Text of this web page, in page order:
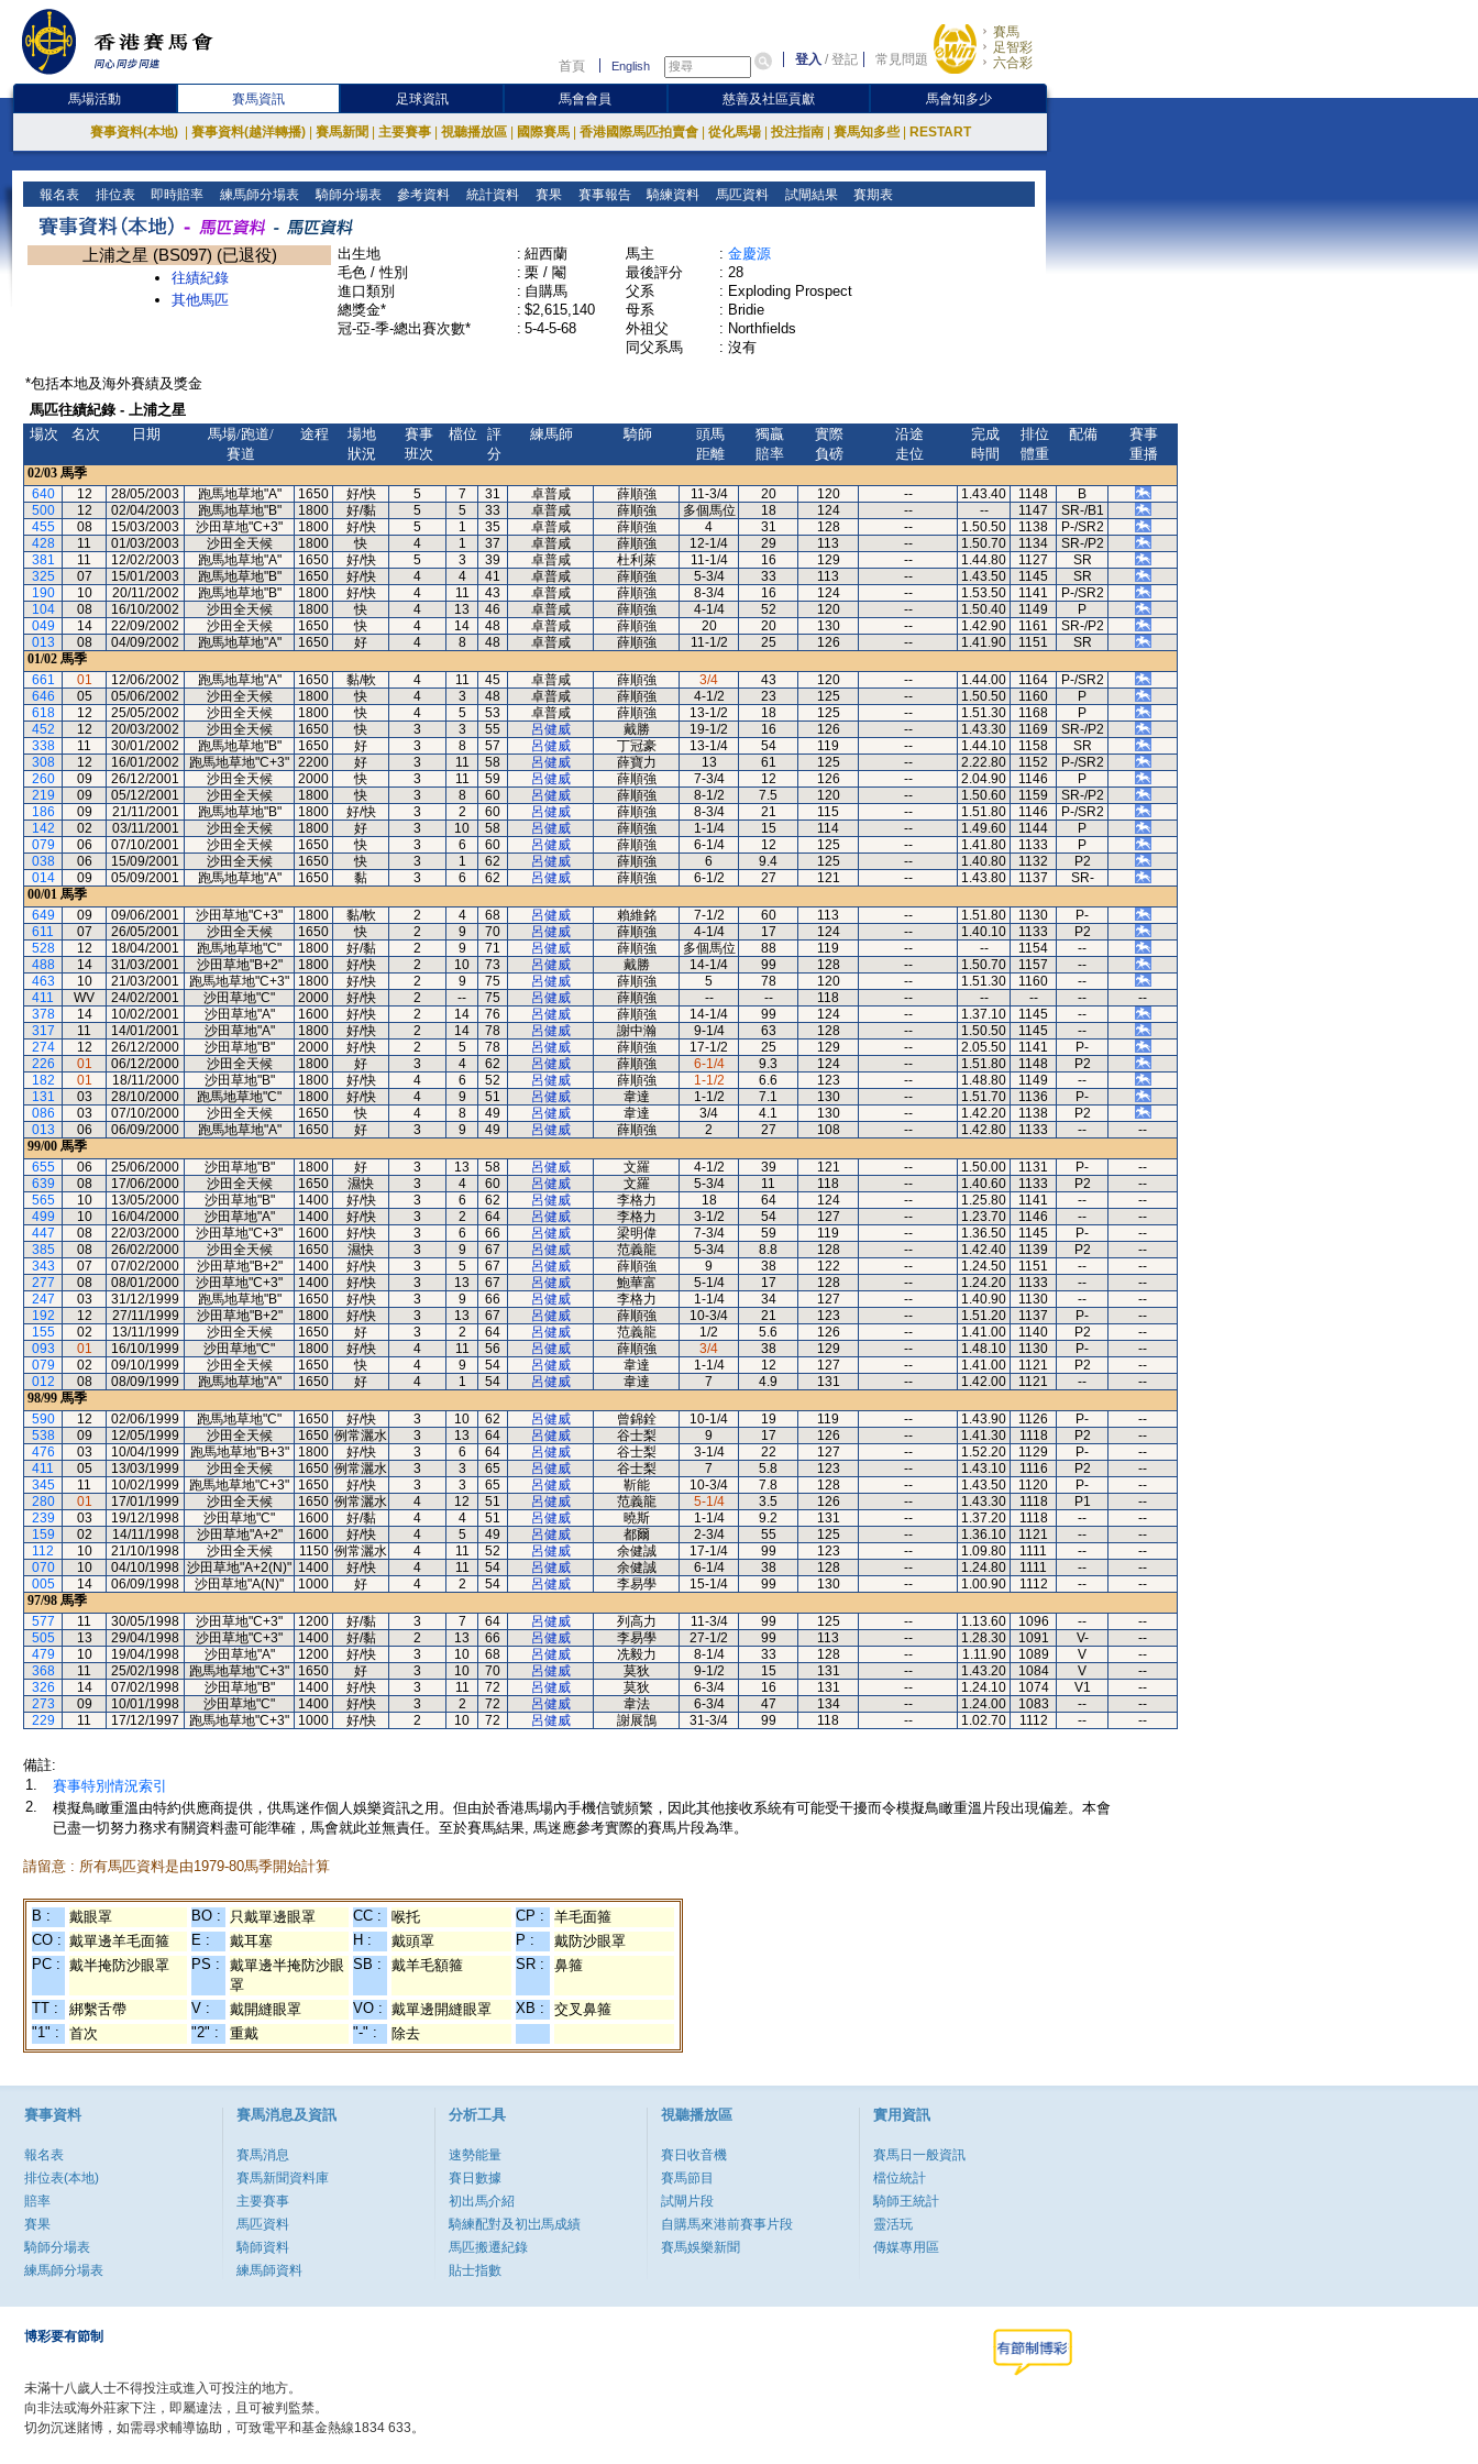
首頁 English 登入 /登記 常見問題
賽馬
足智彩
六合彩
馬場活動 賽馬資訊 足球資訊 馬會會員 慈善及社區貢獻 馬會知多少
賽事資料(本地) 賽事資料(越洋轉播) 賽馬新聞 主要賽事 視聽播放區 國際賽馬 香港國際馬匹拍賣會 從化馬場 投注指南 賽馬知多些 RESTART
報名表 排位表 即時賠率 練馬師分場表 騎師分場表 參考資料 統計資料 賽果 賽事報告 騎練資料 馬匹資料 試閘結果 賽期表
上浦之星 (BS097) (已退役)
往績紀錄
其他馬匹
出生地 : 紐西蘭
毛色 / 性別
: 栗 / 閹
進口類別
: 自購馬
總獎金*
: $2,615,140
冠-亞-季-總出賽次數*
: 5-4-5-68
馬主 : 金慶源
最後評分
: 28
父系
: Exploding Prospect
母系
: Bridie
外祖父
: Northfields
同父系馬
: 沒有
*包括本地及海外賽績及獎金
馬匹往績紀錄 - 上浦之星
場次
名次 日期
馬場/跑道/
賽道
途程
場地
狀況
賽事
班次
檔位
評
分
練馬師 騎師
頭馬
距離
獨贏
賠率
實際
負磅
沿途
走位
完成
時間
排位
體重
配備
賽事
重播
02/03 馬季
640
12 28/05/2003 跑馬地草地"A" 1650 好/快 5 7 31 卓普咸 薛順強 11-3/4 20 120 -- 1.43.40 1148
B
500
12 02/04/2003 跑馬地草地"B" 1800 好/黏 5 5 33 卓普咸 薛順強 多個馬位 18 124 -- -- 1147
SR-/B1
455
08 15/03/2003 沙田草地"C+3" 1800 好/快 5 1 35 卓普咸 薛順強 4 31 128 -- 1.50.50 1138
P-/SR2
428
11 01/03/2003 沙田全天候 1800 快 4 1 37 卓普咸 薛順強 12-1/4 29 113 -- 1.50.70 1134
SR-/P2
381
11 12/02/2003 跑馬地草地"A" 1650 好/快 5 3 39 卓普咸 杜利萊 11-1/4 16 129 -- 1.44.80 1127
SR
325
07 15/01/2003 跑馬地草地"B" 1650 好/快 4 4 41 卓普咸 薛順強 5-3/4 33 113 -- 1.43.50 1145
SR
190
10 20/11/2002 跑馬地草地"B" 1800 好/快 4 11 43 卓普咸 薛順強 8-3/4 16 124 -- 1.53.50 1141
P-/SR2
104
08 16/10/2002 沙田全天候 1800 快 4 13 46 卓普咸 薛順強 4-1/4 52 120 -- 1.50.40 1149
P
049
14 22/09/2002 沙田全天候 1650 快 4 14 48 卓普咸 薛順強 20 20 130 -- 1.42.90 1161
SR-/P2
013
08 04/09/2002 跑馬地草地"A" 1650 好 4 8 48 卓普咸 薛順強 11-1/2 25 126 -- 1.41.90 1151
SR
01/02 馬季
661
01 12/06/2002 跑馬地草地"A" 1650 黏/軟 4 11 45 卓普咸 薛順強 3/4 43 120 -- 1.44.00 1164
P-/SR2
646
05 05/06/2002 沙田全天候 1800 快 4 3 48 卓普咸 薛順強 4-1/2 23 125 -- 1.50.50 1160
P
618
12 25/05/2002 沙田全天候 1800 快 4 5 53 卓普咸 薛順強 13-1/2 18 125 -- 1.51.30 1168
P
452
12 20/03/2002 沙田全天候 1650 快 3 3 55 呂健威 戴勝 19-1/2 16 126 -- 1.43.30 1169
SR-/P2
338
11 30/01/2002 跑馬地草地"B" 1650 好 3 8 57 呂健威 丁冠豪 13-1/4 54 119 -- 1.44.10 1158
SR
308
12 16/01/2002 跑馬地草地"C+3" 2200 好 3 11 58 呂健威 薛寶力 13 61 125 -- 2.22.80 1152
P-/SR2
260
09 26/12/2001 沙田全天候 2000 快 3 11 59 呂健威 薛順強 7-3/4 12 126 -- 2.04.90 1146
P
219
09 05/12/2001 沙田全天候 1800 快 3 8 60 呂健威 薛順強 8-1/2 7.5 120 -- 1.50.60 1159
SR-/P2
186
09 21/11/2001 跑馬地草地"B" 1800 好/快 3 2 60 呂健威 薛順強 8-3/4 21 115 -- 1.51.80 1146
P-/SR2
142
02 03/11/2001 沙田全天候 1800 好 3 10 58 呂健威 薛順強 1-1/4 15 114 -- 1.49.60 1144
P
079
06 07/10/2001 沙田全天候 1650 快 3 6 60 呂健威 薛順強 6-1/4 12 125 -- 1.41.80 1133
P
038
06 15/09/2001 沙田全天候 1650 快 3 1 62 呂健威 薛順強 6 9.4 125 -- 1.40.80 1132
P2
014
09 05/09/2001 跑馬地草地"A" 1650 黏 3 6 62 呂健威 薛順強 6-1/2 27 121 -- 1.43.80 1137
SR-
00/01 馬季
649
09 09/06/2001 沙田草地"C+3" 1800 黏/軟 2 4 68 呂健威 賴維銘 7-1/2 60 113 -- 1.51.80 1130
P-
611
07 26/05/2001 沙田全天候 1650 快 2 9 70 呂健威 薛順強 4-1/4 17 124 -- 1.40.10 1133
P2
528
12 18/04/2001 跑馬地草地"C" 1800 好/黏 2 9 71 呂健威 薛順強 多個馬位 88 119 -- -- 1154
--
488
14 31/03/2001 沙田草地"B+2" 1800 好/快 2 10 73 呂健威 戴勝 14-1/4 99 128 -- 1.50.70 1157
--
463
10 21/03/2001 跑馬地草地"C+3" 1800 好/快 2 9 75 呂健威 薛順強 5 78 120 -- 1.51.30 1160
--
411
WV 24/02/2001 沙田草地"C" 2000 好/快 2 -- 75 呂健威 薛順強 -- -- 118 -- -- -- --
--
378
14 10/02/2001 沙田草地"A" 1600 好/快 2 14 76 呂健威 薛順強 14-1/4 99 124 -- 1.37.10 1145
--
317
11 14/01/2001 沙田草地"A" 1800 好/快 2 14 78 呂健威 謝中瀚 9-1/4 63 128 -- 1.50.50 1145
--
274
12 26/12/2000 沙田草地"B" 2000 好/快 2 5 78 呂健威 薛順強 17-1/2 25 129 -- 2.05.50 1141
P-
226
01 06/12/2000 沙田全天候 1800 好 3 4 62 呂健威 薛順強 6-1/4 9.3 124 -- 1.51.80 1148
P2
182
01 18/11/2000 沙田草地"B" 1800 好/快 4 6 52 呂健威 薛順強 1-1/2 6.6 123 -- 1.48.80 1149
--
131
03 28/10/2000 跑馬地草地"C" 1800 好/快 4 9 51 呂健威 韋達 1-1/2 7.1 130 -- 1.51.70 1136
P-
086
03 07/10/2000 沙田全天候 1650 快 4 8 49 呂健威 韋達 3/4 4.1 130 -- 1.42.20 1138
P2
013
06 06/09/2000 跑馬地草地"A" 1650 好 3 9 49 呂健威 薛順強 2 27 108 -- 1.42.80 1133 --
--
99/00 馬季
655
06 25/06/2000 沙田草地"B" 1800 好 3 13 58 呂健威 文羅 4-1/2 39 121 -- 1.50.00 1131 P-
--
639
08 17/06/2000 沙田全天候 1650 濕快 3 4 60 呂健威 文羅 5-3/4 11 118 -- 1.40.60 1133 P2
--
565
10 13/05/2000 沙田草地"B" 1400 好/快 3 6 62 呂健威 李格力 18 64 124 -- 1.25.80 1141 --
--
499
10 16/04/2000 沙田草地"A" 1400 好/快 3 2 64 呂健威 李格力 3-1/2 54 127 -- 1.23.70 1146 --
--
447
08 22/03/2000 沙田草地"C+3" 1600 好/快 3 6 66 呂健威 梁明偉 7-3/4 59 119 -- 1.36.50 1145 P-
--
385
08 26/02/2000 沙田全天候 1650 濕快 3 9 67 呂健威 范義龍 5-3/4 8.8 128 -- 1.42.40 1139 P2
--
343
07 07/02/2000 沙田草地"B+2" 1400 好/快 3 5 67 呂健威 薛順強 9 38 122 -- 1.24.50 1151 --
--
277
08 08/01/2000 沙田草地"C+3" 1400 好/快 3 13 67 呂健威 鮑華富 5-1/4 17 128 -- 1.24.20 1133 --
--
247
03 31/12/1999 跑馬地草地"B" 1650 好/快 3 9 66 呂健威 李格力 1-1/4 34 127 -- 1.40.90 1130 --
--
192
12 27/11/1999 沙田草地"B+2" 1800 好/快 3 13 67 呂健威 薛順強 10-3/4 21 123 -- 1.51.20 1137 P-
--
155
02 13/11/1999 沙田全天候 1650 好 3 2 64 呂健威 范義龍 1/2 5.6 126 -- 1.41.00 1140 P2
--
093
01 16/10/1999 沙田草地"C" 1800 好/快 4 11 56 呂健威 薛順強 3/4 38 129 -- 1.48.10 1130 P-
--
079
02 09/10/1999 沙田全天候 1650 快 4 9 54 呂健威 韋達 1-1/4 12 127 -- 1.41.00 1121 P2
--
012
08 08/09/1999 跑馬地草地"A" 1650 好 4 1 54 呂健威 韋達 7 4.9 131 -- 1.42.00 1121 --
--
98/99 馬季
590
12 02/06/1999 跑馬地草地"C" 1650 好/快 3 10 62 呂健威 曾錦銓 10-1/4 19 119 -- 1.43.90 1126 P-
--
538
09 12/05/1999 沙田全天候 1650 例常灑水 3 13 64 呂健威 谷士梨 9 17 126 -- 1.41.30 1118 P2
--
476
03 10/04/1999 跑馬地草地"B+3" 1800 好/快 3 6 64 呂健威 谷士梨 3-1/4 22 127 -- 1.52.20 1129 P-
--
411
05 13/03/1999 沙田全天候 1650 例常灑水 3 3 65 呂健威 谷士梨 7 5.8 123 -- 1.43.10 1116 P2
--
345
11 10/02/1999 跑馬地草地"C+3" 1650 好/快 3 3 65 呂健威 靳能 10-3/4 7.8 128 -- 1.43.50 1120 P-
--
280
01 17/01/1999 沙田全天候 1650 例常灑水 4 12 51 呂健威 范義龍 5-1/4 3.5 126 -- 1.43.30 1118 P1
--
239
03 19/12/1998 沙田草地"C" 1600 好/黏 4 4 51 呂健威 曉斯 1-1/4 9.2 131 -- 1.37.20 1118 --
--
159
02 14/11/1998 沙田草地"A+2" 1600 好/快 4 5 49 呂健威 都爾 2-3/4 55 125 -- 1.36.10 1121 --
--
112
10 21/10/1998 沙田全天候 1150 例常灑水 4 11 52 呂健威 余健誠 17-1/4 99 123 -- 1.09.80 1111 --
--
070
10 04/10/1998 沙田草地"A+2(N)" 1400 好/快 4 11 54 呂健威 余健誠 6-1/4 38 128 -- 1.24.80 1111 --
--
005
14 06/09/1998 沙田草地"A(N)" 1000 好 4 2 54 呂健威 李易學 15-1/4 99 130 -- 1.00.90 1112 --
--
97/98 馬季
577
11 30/05/1998 沙田草地"C+3" 1200 好/黏 3 7 64 呂健威 列高力 11-3/4 99 125 -- 1.13.60 1096 --
--
505
13 29/04/1998 沙田草地"C+3" 1400 好/黏 2 13 66 呂健威 李易學 27-1/2 99 113 -- 1.28.30 1091 V-
--
479
10 19/04/1998 沙田草地"A" 1200 好/快 3 10 68 呂健威 冼毅力 8-1/4 33 128 -- 1.11.90 1089 V
--
368
11 25/02/1998 跑馬地草地"C+3" 1650 好 3 10 70 呂健威 莫狄 9-1/2 15 131 -- 1.43.20 1084 V
--
326
14 07/02/1998 沙田草地"B" 1400 好/快 3 11 72 呂健威 莫狄 6-3/4 16 131 -- 1.24.10 1074 V1
--
273
09 10/01/1998 沙田草地"C" 1400 好/快 3 2 72 呂健威 韋法 6-3/4 47 134 -- 1.24.00 1083 --
--
229
11 17/12/1997 跑馬地草地"C+3" 1000 好/快 2 10 72 呂健威 謝展鵠 31-3/4 99 118 -- 1.02.70 1112 -- --
備註:
1.
賽事特別情況索引
2.
模擬鳥瞰重溫由特約供應商提供，供馬迷作個人娛樂資訊之用。但由於香港馬場內手機信號頻繁，因此其他接收系統有可能受干擾而令模擬鳥瞰重溫片段出現偏差。本會
已盡一切努力務求有關資料盡可能準確，馬會就此並無責任。至於賽馬結果, 馬迷應參考實際的賽馬片段為準。
請留意 : 所有馬匹資料是由1979-80馬季開始計算
B : 戴眼罩 BO : 只戴單邊眼罩 CC : 喉托 CP :
羊毛面箍
CO : 戴單邊羊毛面箍 E : 戴耳塞 H : 戴頭罩 P :
戴防沙眼罩
PC : 戴半掩防沙眼罩 PS :
戴單邊半掩防沙眼
罩
SB : 戴羊毛額箍 SR : 鼻箍
TT : 綁繫舌帶 V : 戴開縫眼罩 VO : 戴單邊開縫眼罩 XB :
交叉鼻箍
"1" :
首次 "2" : 重戴 "-" : 除去
賽事資料
報名表
排位表(本地)
賠率
賽果
騎師分場表
練馬師分場表
賽馬消息及資訊
賽馬消息
賽馬新聞資料庫
主要賽事
馬匹資料
騎師資料
練馬師資料
分析工具
速勢能量
賽日數據
初出馬介紹
騎練配對及初岀馬成績
馬匹搬遷紀錄
貼士指數
視聽播放區
賽日收音機
賽馬節目
試閘片段
自購馬來港前賽事片段
賽馬娛樂新聞
實用資訊
賽馬日一般資訊
檔位統計
騎師王統計
靈活玩
傳媒專用區
博彩要有節制
未滿十八歲人士不得投注或進入可投注的地方。
向非法或海外莊家下注，即屬違法，且可被判監禁。
切勿沉迷賭博，如需尋求輔導協助，可致電平和基金熱線1834 633。